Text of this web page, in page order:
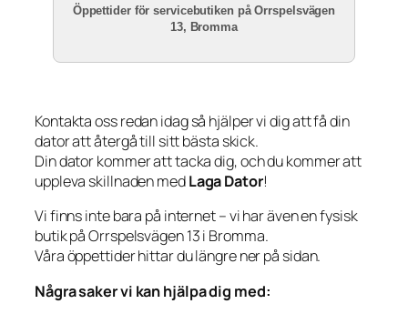
Öppettider för servicebutiken på Orrspelsvägen
13, Bromma
Kontakta oss redan idag så hjälper vi dig att få din
dator att återgå till sitt bästa skick.
Din dator kommer att tacka dig, och du kommer att
uppleva skillnaden medLaga Dator!
Vi finns inte bara på internet – vi har även en fysisk
butik på Orrspelsvägen 13 i Bromma.
Våra öppettider hittar du längre ner på sidan.
Några saker vi kan hjälpa dig med: